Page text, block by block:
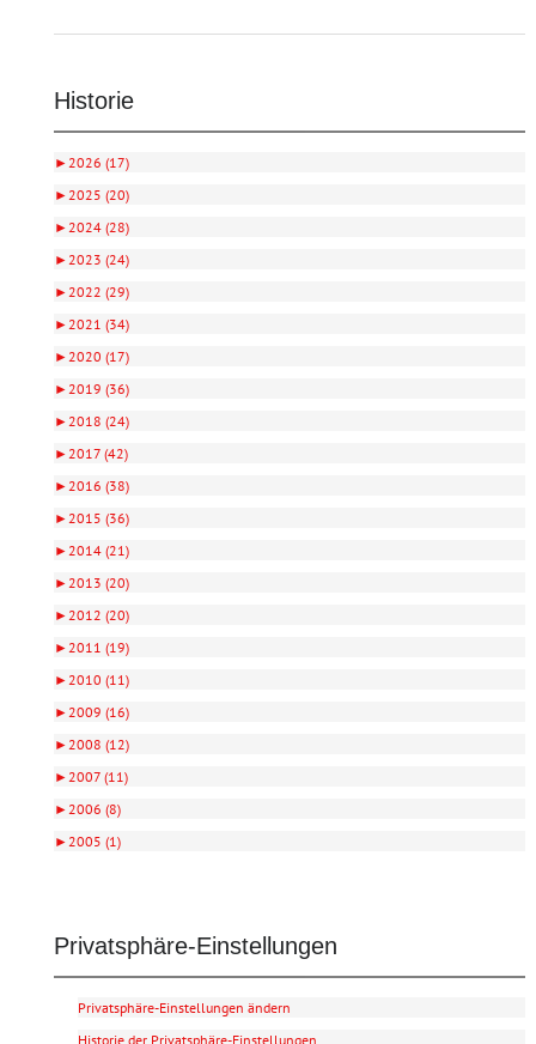
Historie
►2026 (17)
►2025 (20)
►2024 (28)
►2023 (24)
►2022 (29)
►2021 (34)
►2020 (17)
►2019 (36)
►2018 (24)
►2017 (42)
►2016 (38)
►2015 (36)
►2014 (21)
►2013 (20)
►2012 (20)
►2011 (19)
►2010 (11)
►2009 (16)
►2008 (12)
►2007 (11)
►2006 (8)
►2005 (1)
Privatsphäre-Einstellungen
Privatsphäre-Einstellungen ändern
Historie der Privatsphäre-Einstellungen